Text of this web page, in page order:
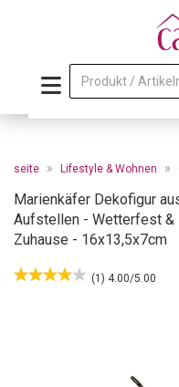
» Lifestyle & Wohnen »
Marienkäfer Dekofigur
Aufstellen - Wetterfest &
Zuhause - 16x13,5x7cm
(1) 4.00/5.00